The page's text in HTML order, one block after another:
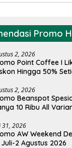
Promo
2, 2026
Point Coffee I
Hingga 50%
2, 2026
Beanspot
10 Ribu All
31, 2026
AW Weekend
Juli-2 Agustus 2026